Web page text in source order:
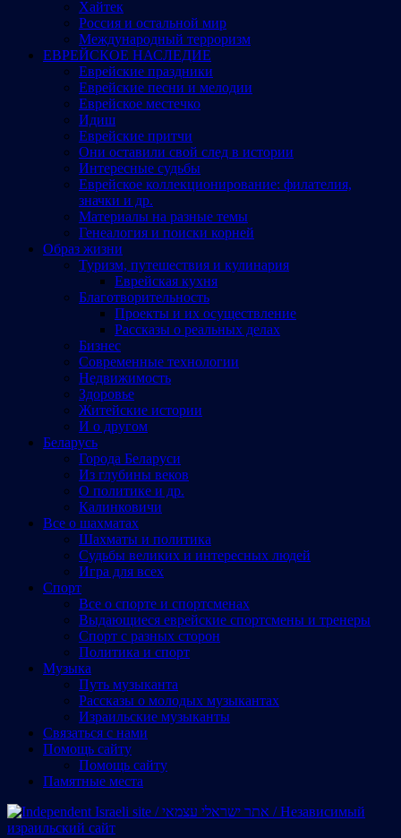
Хайтек
Россия и остальной мир
Международный терроризм
ЕВРЕЙСКОЕ НАСЛЕДИЕ
Еврейские праздники
Еврейские песни и мелодии
Еврейское местечко
Идиш
Еврейские притчи
Они оставили свой след в истории
Интересные судьбы
Еврейское коллекционирование: филателия,
значки и др.
Материалы на разные темы
Генеалогия и поиски корней
Образ жизни
Туризм, путешествия и кулинария
Еврейская кухня
Благотворительность
Проекты и их осуществление
Рассказы о реальных делах
Бизнес
Современные технологии
Недвижимость
Здоровье
Житейские истории
И о другом
Беларусь
Города Беларуси
Из глубины веков
О политике и др.
Калинковичи
Все о шахматах
Шахматы и политика
Судьбы великих и интересных людей
Игра для всех
Спорт
Все о спорте и спортсменах
Выдающиеся еврейские спортсмены и тренеры
Спорт с разных сторон
Политика и спорт
Музыка
Путь музыканта
Рассказы о молодых музыкантах
Израильские музыканты
Cвязаться с нами
Помощь сайту
Помощь сайту
Памятные места